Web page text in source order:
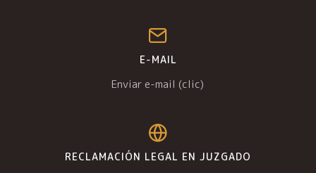
E-MAIL
Enviar e-mail (clic)
RECLAMACIÓN LEGAL EN JUZGADO